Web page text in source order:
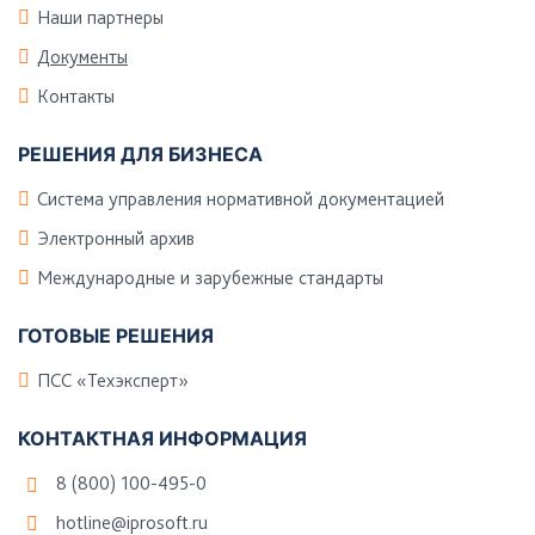
Наши партнеры
Документы
Контакты
РЕШЕНИЯ ДЛЯ БИЗНЕСА
Система управления нормативной документацией
Электронный архив
Международные и зарубежные стандарты
ГОТОВЫЕ РЕШЕНИЯ
ПСС «Техэксперт»
КОНТАКТНАЯ ИНФОРМАЦИЯ
8 (800) 100-495-0
hotline@iprosoft.ru